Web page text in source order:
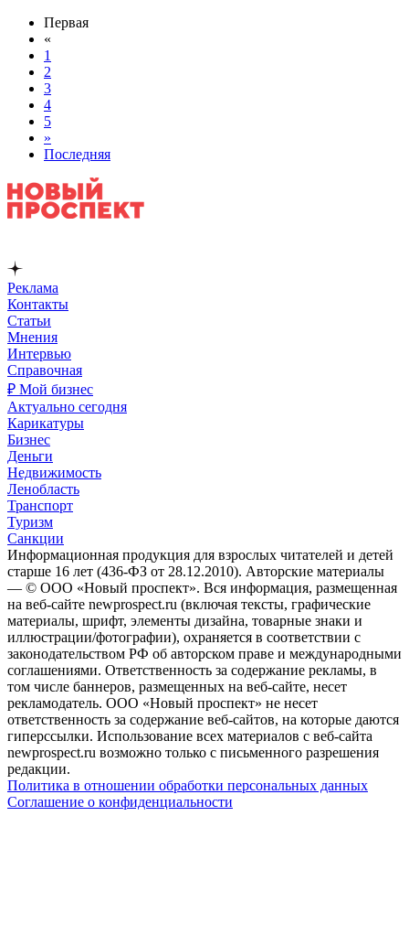
Первая
«
1
2
3
4
5
»
Последняя
Реклама
Контакты
Статьи
Мнения
Интервью
Справочная
₽ Мой бизнес
Актуально сегодня
Карикатуры
Бизнес
Деньги
Недвижимость
Ленобласть
Транспорт
Туризм
Санкции
Информационная продукция для взрослых читателей и детей
старше 16 лет (436-ФЗ от 28.12.2010). Авторские материалы
— © ООО «Новый проспект». Вся информация, размещенная
на веб-сайте newprospect.ru (включая тексты, графические
материалы, шрифт, элементы дизайна, товарные знаки и
иллюстрации/фотографии), охраняется в соответствии с
законодательством РФ об авторском праве и международными
соглашениями. Ответственность за содержание рекламы, в
том числе баннеров, размещенных на веб-сайте, несет
рекламодатель. ООО «Новый проспект» не несет
ответственность за содержание веб-сайтов, на которые даются
гиперссылки. Использование всех материалов с веб-сайта
newprospect.ru возможно только с письменного разрешения
редакции.
Политика в отношении обработки персональных данных
Соглашение о конфиденциальности